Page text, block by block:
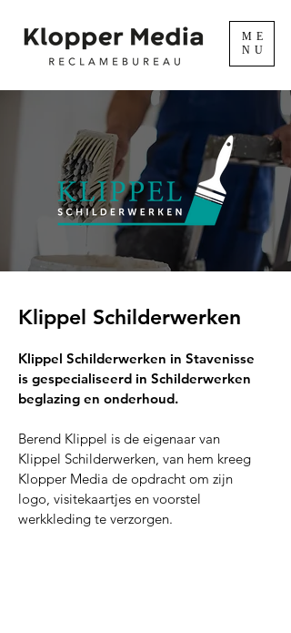
ME
NU
Klippel Schilderwerken
Klippel Schilderwerken in Stavenisse
is gespecialiseerd in Schilderwerken
beglazing en onderhoud.
Berend Klippel is de eigenaar van
Klippel Schilderwerken, van hem kreeg
Klopper Media de opdracht om zijn
logo, visitekaartjes en voorstel
werkkleding te verzorgen.